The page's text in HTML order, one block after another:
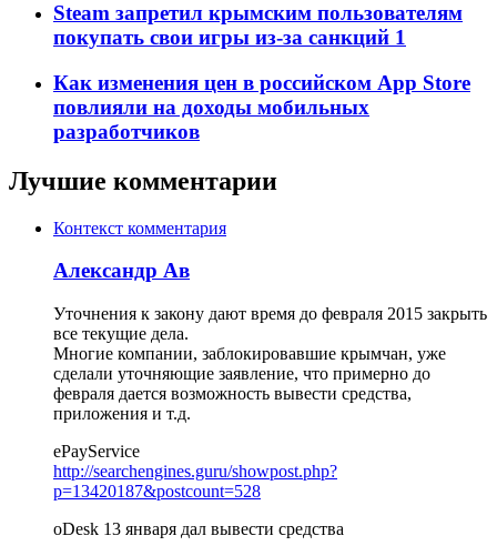
Steam запретил крымским пользователям
покупать свои игры из-за санкций 1
Как изменения цен в российском App Store
повлияли на доходы мобильных
разработчиков
Лучшие комментарии
Контекст комментария
Александр Ав
Уточнения к закону дают время до февраля 2015 закрыть
все текущие дела.
Многие компании, заблокировавшие крымчан, уже
сделали уточняющие заявление, что примерно до
февраля дается возможность вывести средства,
приложения и т.д.
ePayService
http://searchengines.guru/showpost.php?
p=13420187&postcount=528
oDesk 13 января дал вывести средства